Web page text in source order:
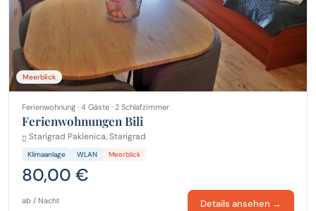
Meerblick
Ferienwohnung · 4 Gäste · 2 Schlafzimmer
Ferienwohnungen Bili
Starigrad Paklenica, Starigrad
Klimaanlage WLAN Meerblick
80,00 €
ab / Nacht Details ansehen →